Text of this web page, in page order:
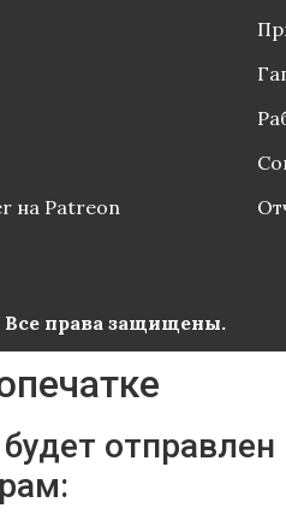
на Patreon
Все права защищены.
отправлен